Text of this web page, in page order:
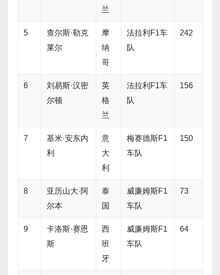
兰
5
查尔斯·勒克
莱尔
摩
纳
哥
法拉利F1车
队
242
6
刘易斯·汉密
尔顿
英
格
兰
法拉利F1车
队
156
7
基米·安东内
利
意
大
利
梅赛德斯F1
车队
150
8
亚历山大·阿
尔本
泰
国
威廉姆斯F1
车队
73
9
卡洛斯·赛恩
斯
西
班
牙
威廉姆斯F1
车队
64